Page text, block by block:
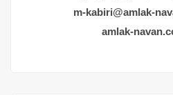
m-kabiri@amlak-
amlak-